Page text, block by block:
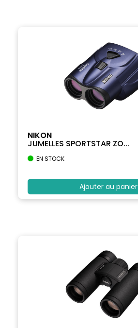
NIKON
JUMELLES SPORTSTAR ZO...
EN STOCK
Ajouter au panier